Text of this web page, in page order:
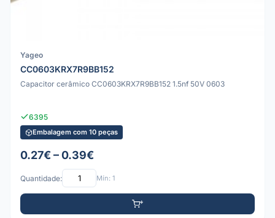
Yageo
CC0603KRX7R9BB152
Capacitor cerâmico CC0603KRX7R9BB152 1.5nf 50V 0603
6395
Embalagem com 10 peças
0.27€ – 0.39€
Quantidade: Mín: 1